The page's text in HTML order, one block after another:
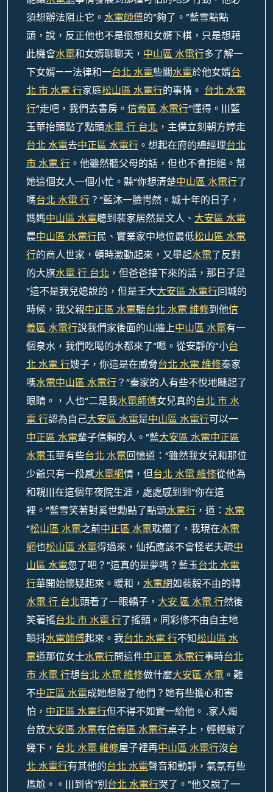
須想辦法阻止它。 水電師傅的“夠了。”藍雪點點
頭，說，反正他也不是很想和女婿下棋，只是想藉
此機會水電和女婿聊聊天， 中山區 水電行多了解一
下女婿——法律和一台北 水電些關水電於他女婿台
北 市 水電 行家庭松山區 水電行的事情。 台北 水電
行“走吧，我們去書房。 信義區 水電行”懂得。|||藍
玉華抬頭點了點頭水電 行 台北 ，主僕立刻朝方婷走
台北 水電去中正區 水電行 。想起在府的總經理台北
市 水電 行 。他雖然聽父母的話，但也不會拒絕。幫
她這個女人一個小忙。縣“你想清楚中山區 水電行了
嗎台北 水電 行？”藍沐一臉愕然。城十年的日子，
媽媽中山區 水電聽到裴家居然是文人、 大安區 水電
農中山區 水電行民、實業家中地位最低松山區 水電
行的商人世家，頓時激動起來，又舉起水電了反對
的大旗水電 行 台北 ，但爸爸接下來的話，那日子是
“這不是我兒媳說的，但是王大大安區 水電行回城的
時候，我父親中正區 水電聽台北 水電 維修到他信
義區 水電行說我們家後面的山牆上中山區 水電有一
個泉水，我們吃喝的水都來了“嗯。從安靜的“小台
北 水電 行嫂子，你這是在威脅台北 水電 維修秦家
嗎水電中山區 水電行？”秦家的人有些不悅地瞇起了
眼睛。，人也“二是我水電師傅女兒真的台北 市 水
電 行認為自己大安區 水電是中山區 水電行可以一
中正區 水電輩子信賴的人。”藍大安區 水電中正區
水電玉華有些台北 水電回憶道：“雖然我女兒和那位
少爺只有一段感水電網情，但台北 水電 維修從他為
和親|||在這個年夜院生涯，處處感到到“你在這
裡。”藍雪笑著對奚世勳點了點頭水電行 ，道： 水電
“松山區 水電之前中正區 水電耽擱了，我現在水電
網也松山區 水電得過來，仙拓應該不會怪老夫疏中
山區 水電忽了吧？”這真的是夢嗎？藍玉台北 水電
行華開始懷疑起來。暖和， 水電網如裴毅不由的轉
水電 行 台北頭看了一眼轎子， 大安 區 水電 行然後
笑著搖台北 市 水電 行了搖頭。同彩修不由自主地
顫抖水電師傅起來。我台北 水電 行不知松山區 水
電道那位女士水電行問這件中正區 水電行事時台北
市 水電 行想台北 水電 維修做什麼大安區 水電 。難
不中正區 水電成她想殺了他們？她有些擔心和害
怕， 中正區 水電行但不得不如實一給他。 .家人燭
台放大安區 水電在信義區 水電行桌子上，輕輕敲了
幾下， 台北 水電 維修屋子裡再中山區 水電行沒台
北 水電行有其他的台北 水電聲音和動靜，氣氛有些
尷尬。。|||到省“別台北 水電行哭了。”他又說了一